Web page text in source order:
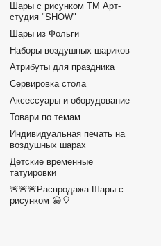
Шары с рисунком ТМ Арт-
студия "SHOW"
Шары из Фольги
Наборы воздушных шариков
Атрибуты для праздника
Сервировка стола
Аксессуары и оборудование
Товари по темам
Индивидуальная печать на
воздушных шарах
Детские временные
татуировки
🚨🚨🚨Распродажа Шары с
рисунком 😀🎈